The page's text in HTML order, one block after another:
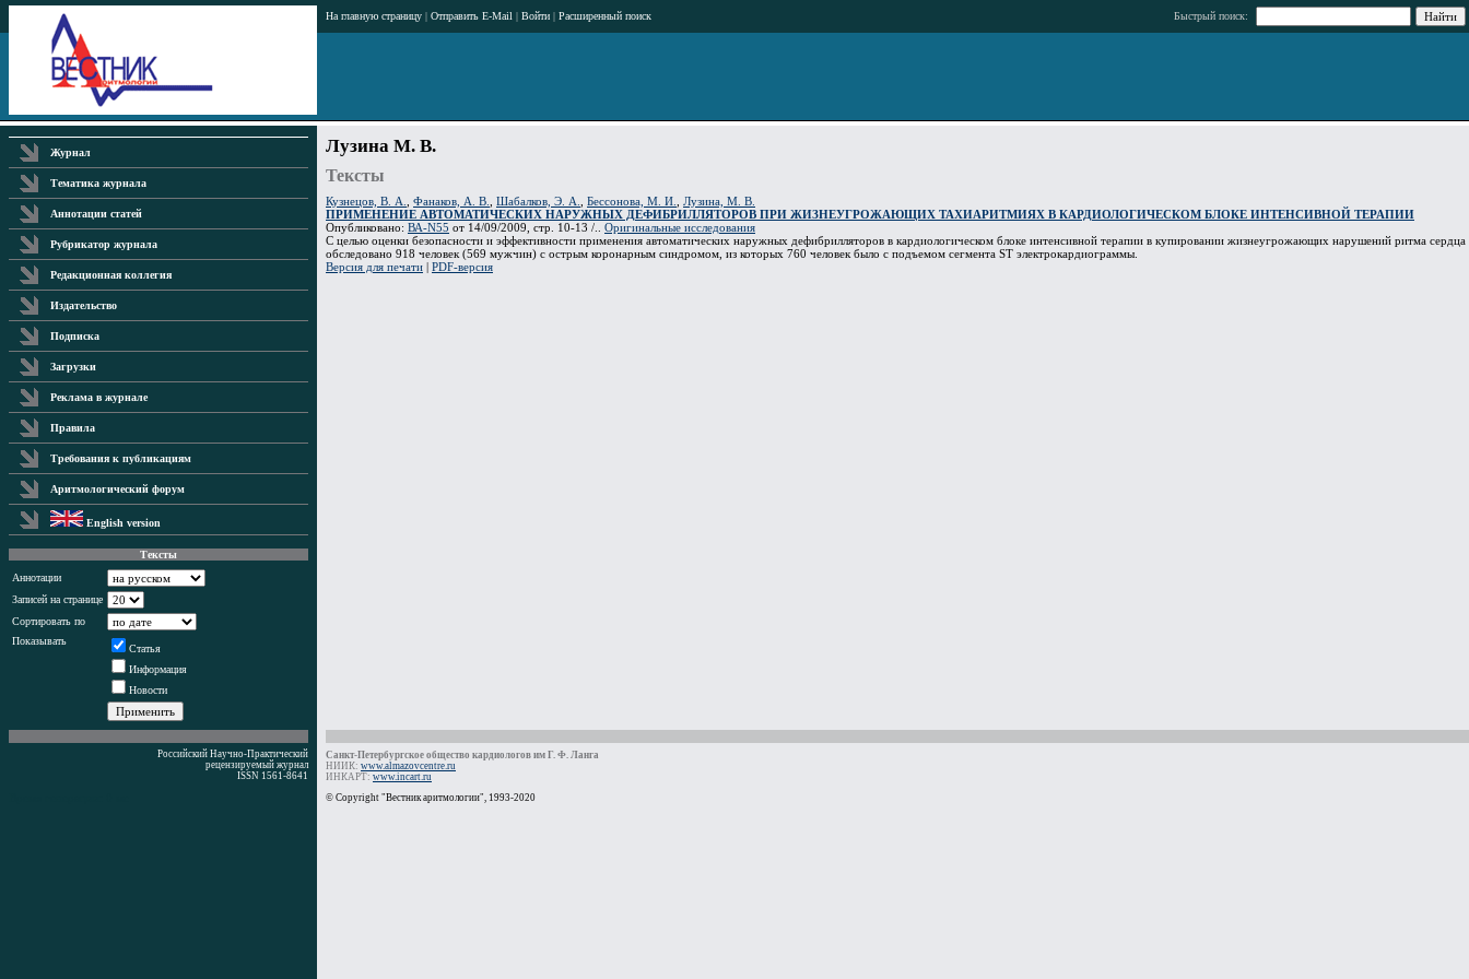
На главную страницу | Отправить E-Mail | Войти | Расширенный поиск Быстрый поиск:
Журнал
Тематика журнала
Аннотации статей
Рубрикатор журнала
Редакционная коллегия
Издательство
Подписка
Загрузки
Реклама в журнале
Правила
Требования к публикациям
Аритмологический форум
English version
Тексты
Аннотации
Записей на странице
Сортировать по
Показывать
Статья
Информация
Новости
Лузина М. В.
Тексты
Кузнецов, В. А. Фанаков, А. В. Шабалков, Э. А. Бессонова, М. И.
Лузина, М. В.
ПРИМЕНЕНИЕ АВТОМАТИЧЕСКИХ НАРУЖНЫХ ДЕФИБРИЛЛЯТОРОВ ПРИ ЖИЗНЕУГРОЖАЮЩИХ ТАХИАРИТМИЯХ В КАРДИОЛОГИЧЕСКОМ БЛОКЕ ИНТЕНСИВНОЙ ТЕРАПИИ
Опубликовано: ВА-N55 от 14/09/2009, стр. 10-13 /.. Оригинальные исследования
C целью оценки безопасности и эффективности применения автоматических наружных дефибрилляторов в кардиологическом блоке интенсивной терапии в купировании жизнеугрожающих нарушений ритма сердца
обследовано 918 человек (569 мужчин) с острым коронарным синдромом, из которых 760 человек было с подъемом сегмента ST электрокардиограммы.
Версия для печати | PDF-версия
Российский Научно-Практический
рецензируемый журнал
ISSN 1561-8641
Санкт-Петербургское общество кардиологов им Г. Ф. Ланга
НИИК: www.almazovcentre.ru
ИНКАРТ: www.incart.ru
© Copyright "Вестник аритмологии", 1993-2020